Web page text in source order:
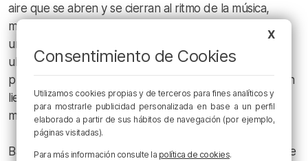
aire que se abren y se cierran al ritmo de la música,
mientras que en el Parque de la República, se colocará
un parterre de flores hinchables de colores que se
ubicará sobre un parque verde, mientras que bajo el
puente de Deusto será posible decorar la pared con un
lienzo que el público puede dibujar con sus dispositivos
móviles.
Bajo la grúa Carola se ubicará una instalación artesanal e
X
Consentimiento de Cookies
Utilizamos cookies propias y de terceros para fines analíticos y
para mostrarle publicidad personalizada en base a un perfil
elaborado a partir de sus hábitos de navegación (por ejemplo,
páginas visitadas).
Para más información consulte la política de cookies.